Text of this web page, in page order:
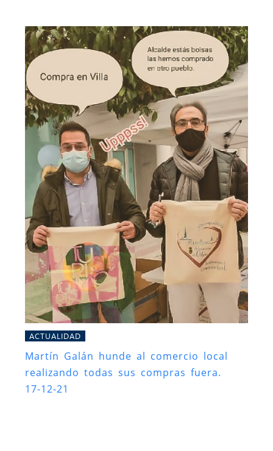
ACTUALIDAD
Martín Galán hunde al comercio local
realizando todas sus compras fuera.
17-12-21